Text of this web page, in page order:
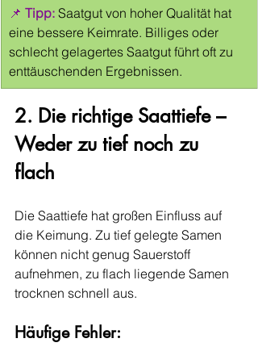
📌 Tipp: Saatgut von hoher Qualität hat
eine bessere Keimrate. Billiges oder
schlecht gelagertes Saatgut führt oft zu
enttäuschenden Ergebnissen.
2. Die richtige Saattiefe –
Weder zu tief noch zu
flach
Die Saattiefe hat großen Einfluss auf
die Keimung. Zu tief gelegte Samen
können nicht genug Sauerstoff
aufnehmen, zu flach liegende Samen
trocknen schnell aus.
Häufige Fehler: